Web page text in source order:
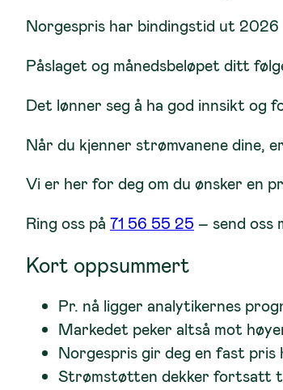
Norgespris har bindingstid ut 2026
Påslaget og månedsbeløpet ditt
Det lønner seg å ha god innsikt og
Når du kjenner strømvanene dine,
Vi er her for deg om du ønsker en
Ring oss på 71 56 55 25 – send oss
Kort oppsummert
Pr. nå ligger analytikernes
Markedet peker altså mot
Norgespris gir deg en fast pris
Strømstøtten dekker fortsatt